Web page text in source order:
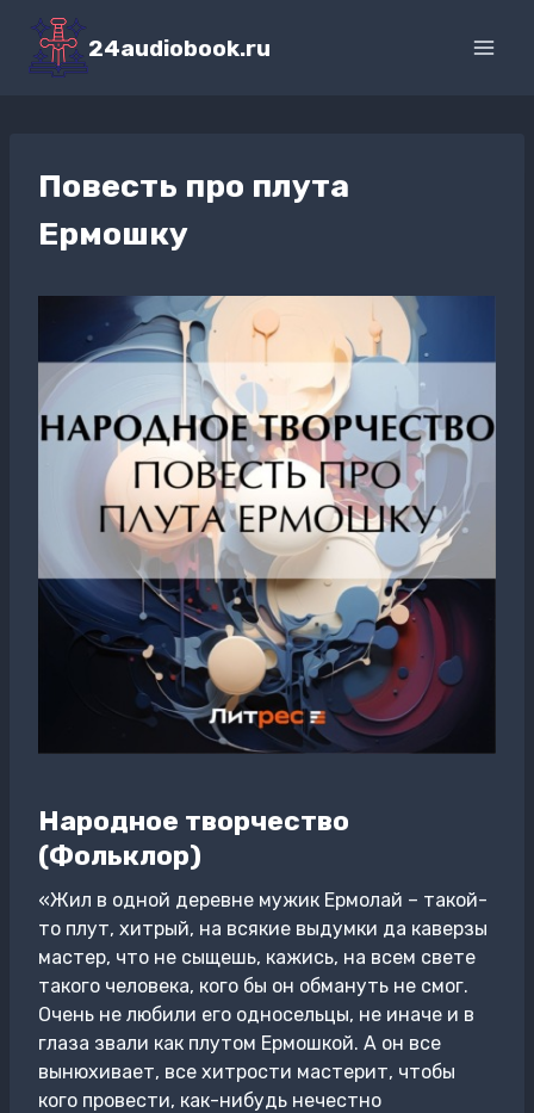
Перейти
содержимому
24audiobook.ru
Повесть про плута
Ермошку
Народное творчество
(Фольклор)
«Жил в одной деревне мужик Ермолай – такой-
то плут, хитрый, на всякие выдумки да каверзы
мастер, что не сыщешь, кажись, на всем свете
такого человека, кого бы он обмануть не смог.
Очень не любили его односельцы, не иначе и в
глаза звали как плутом Ермошкой. А он все
вынюхивает, все хитрости мастерит, чтобы
кого провести, как-нибудь нечестно